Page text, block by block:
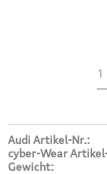
Audi Artikel-Nr.:
cyber-Wear
Gewicht: